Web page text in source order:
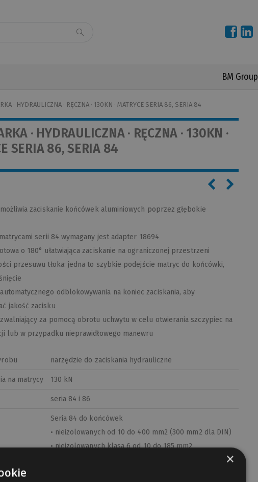
BM Group
· HYDRAULICZNA · RĘCZNA · 130KN · MATRYCE SERIA 86, SERIA 84
· HYDRAULICZNA · RĘCZNA · 130KN ·
SERIA 86, SERIA 84
zaciskanie końcówek aluminiowych poprzez głębokie
serii 84 wymagany jest adapter 18694
o 180° ułatwiająca zaciskanie na ograniczonej przestrzeni
przesuwu tłoka: jedna to szybkie podejście matryc do końcówki,
odblokowywania na koniec zaciskania, aby
jakość zacisku
zwalniający za pomocą obrotu uchwytu w celu otwierania szczypiec na
lub w przypadku nieprawidłowego manewru
narzędzie do zaciskania hydrauliczne
na matrycy 130 kN
seria 84 i 86
Seria 84 do końcówek
• nieizolowanych od 10 do 400 mm2 (300 mm2 dla DIN)
• nieizolowanych klasa 6 od 10 do 185 mm2
×